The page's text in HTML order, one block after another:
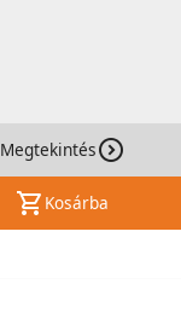
Megtekintés
Kosárba